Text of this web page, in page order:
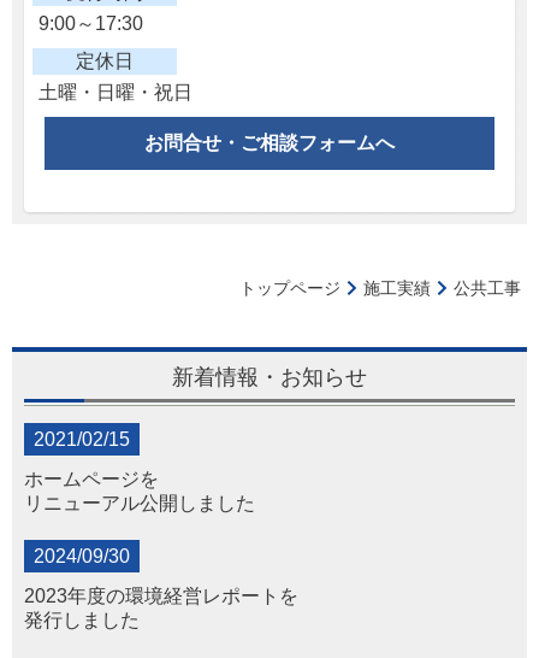
9:00～17:30
定休日
土曜・日曜・祝日
お問合せ・ご相談フォームへ
トップページ 施工実績 公共工事
新着情報・お知らせ
2021/02/15
ホームページを
リニューアル公開しました
2024/09/30
2023年度の環境経営レポートを
発行しました